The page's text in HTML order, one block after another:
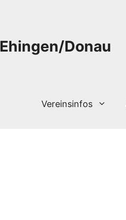
Donau
Vereinsinfos